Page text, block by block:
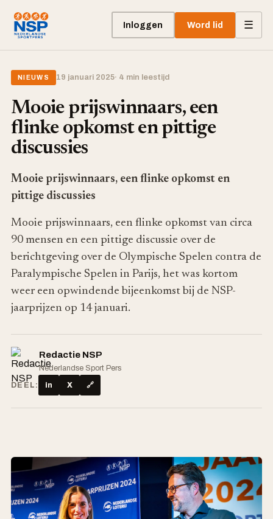
Inloggen Word lid ☰
NIEUWS 19 januari 2025· 4 min leestijd
Mooie prijswinnaars, een
flinke opkomst en pittige
discussies
Mooie prijswinnaars, een flinke opkomst en
pittige discussies
Mooie prijswinnaars, een flinke opkomst van circa
90 mensen en een pittige discussie over de
berichtgeving over de Olympische Spelen contra de
Paralympische Spelen in Parijs, het was kortom
weer een opwindende bijeenkomst bij de NSP-
jaarprijzen op 14 januari.
Redactie NSP
Nederlandse Sport Pers
DEEL:
in X 🔗